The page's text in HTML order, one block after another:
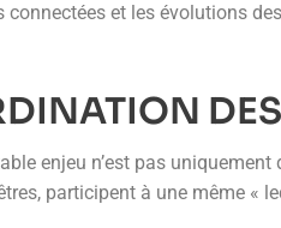
et les évolutions
enjeu n’est pas
participent à une même «